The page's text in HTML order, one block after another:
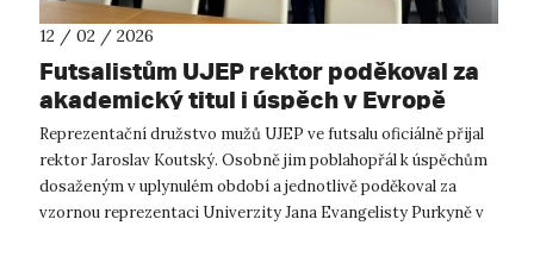
12 / 02 / 2026
Futsalistům UJEP rektor poděkoval za
akademický titul i úspěch v Evropě
Reprezentační družstvo mužů UJEP ve futsalu oficiálně přijal
rektor Jaroslav Koutský. Osobně jim poblahopřál k úspěchům
dosaženým v uplynulém období a jednotlivě poděkoval za
vzornou reprezentaci Univerzity Jana Evangelisty Purkyně v